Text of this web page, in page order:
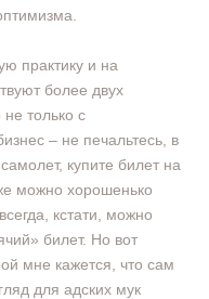
практику и на
более двух
не только с
– не печальтесь, в
купите билет на
можно хорошенько
кстати, можно
билет. Но вот
мне кажется, что сам
для адских мук